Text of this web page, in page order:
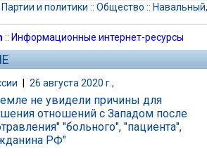
Партии и политики :: Общество :: Навальный,
:: Информационные интернет-ресурсы
| 26 августа 2020 г.,
не увидели причины для
отношений с Западом после
"больного", "пациента",
РФ"